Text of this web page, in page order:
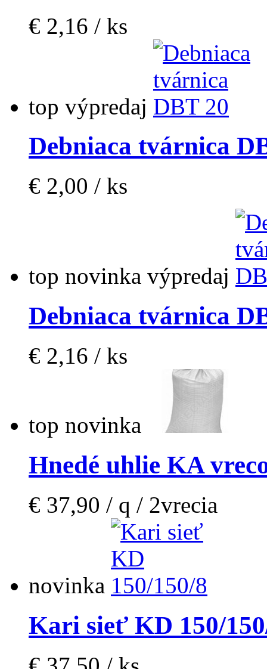
€ 2,16 / ks
top výpredaj
Debniaca tvárnica
€ 2,00 / ks
top novinka výpredaj
Debniaca tvárnica
€ 2,16 / ks
top novinka
Hnedé uhlie KA
€ 37,90 / q / 2vrecia
novinka
Kari sieť KD 150/